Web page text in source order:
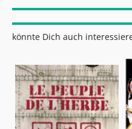
könnte Dich auch